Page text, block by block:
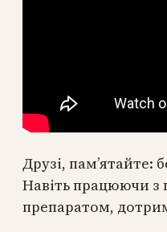
Друзі, пам’ятайте:
Навіть працюючи
препаратом,